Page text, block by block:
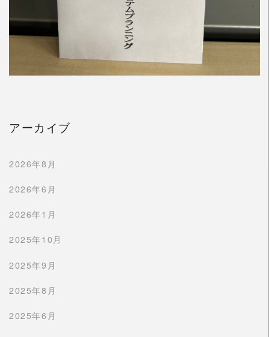
アーカイブ
2026年8月
2026年6月
2026年1月
2025年10月
2025年9月
2025年8月
2025年6月